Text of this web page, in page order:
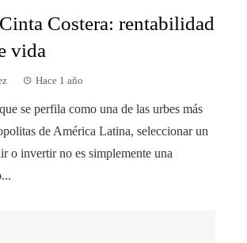
Costera: rentabilidad
vida
Hace 1 año
se perfila como una de las urbes más
de América Latina, seleccionar un
o invertir no es simplemente una